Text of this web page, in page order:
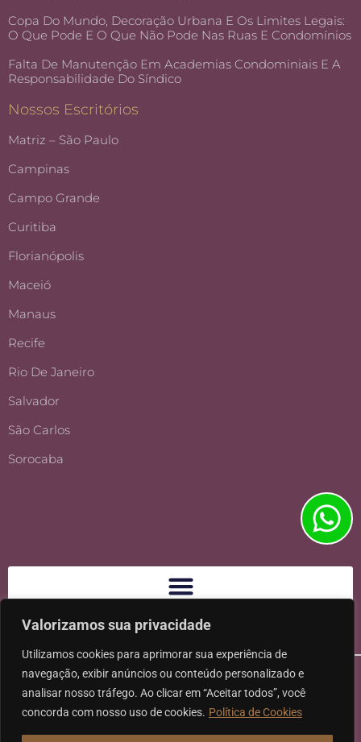
Valorizamos sua privacidade
Utilizamos cookies para aprimorar sua experiência de
navegação, exibir anúncios ou conteúdo personalizado e
analisar nosso tráfego. Ao clicar em “Aceitar todos”, você
concorda com nosso uso de cookies. Política de Cookies
Copa Do Mundo, Decoração Urbana E Os Limites Legais:
O Que Pode E O Que Não Pode Nas Ruas E Condomínios
Falta De Manutenção Em Academias Condominiais E A
Responsabilidade Do Síndico
Nossos Escritórios
Matriz – São Paulo
Campinas
Campo Grande
Curitiba
Florianópolis
Maceió
Manaus
Recife
Rio De Janeiro
Salvador
São Carlos
Sorocaba